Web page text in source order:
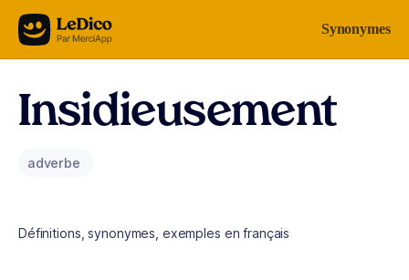
Aller au contenu Synonymes
Insidieusement
adverbe
Définitions, synonymes, exemples en français